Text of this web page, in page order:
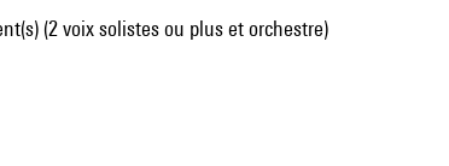
(2 voix solistes ou plus et orchestre)